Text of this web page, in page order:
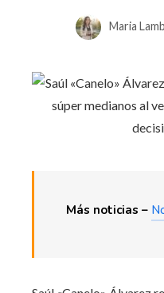
Maria
Más noticias –